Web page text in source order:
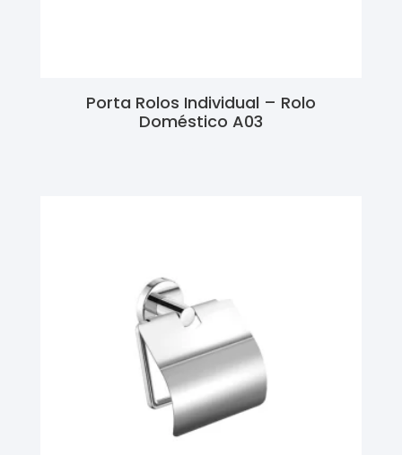
Porta Rolos Individual – Rolo
Doméstico A03